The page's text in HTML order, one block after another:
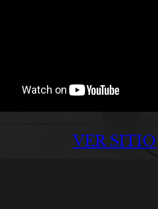
VER SITIO